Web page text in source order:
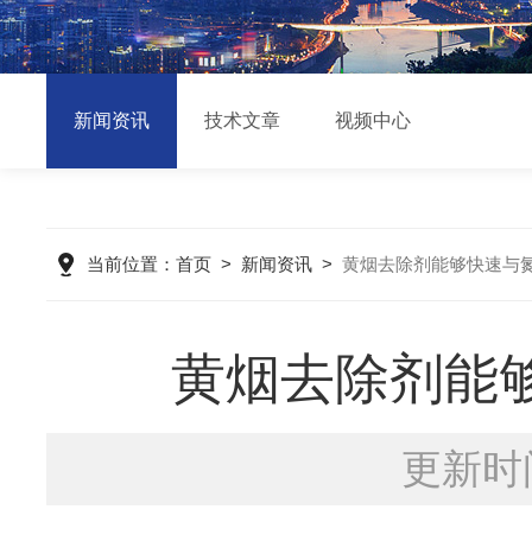
新闻资讯 技术文章 视频中心
当前位置： 首页 > 新闻资讯 > 黄烟去除剂能够快速与
黄烟去除剂能
更新